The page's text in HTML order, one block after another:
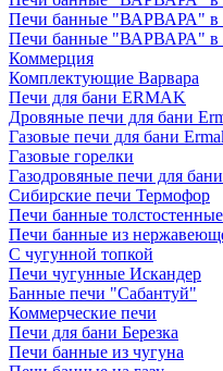
Печи банные "ВАРВАРА" в
Печи банные "ВАРВАРА" в
Коммерция
Комплектующие Варвара
Печи для бани ERMAK
Дровяные печи для бани
Газовые печи для бани
Газовые горелки
Газодровяные печи для
Сибирские печи Термофор
Печи банные толстостенные
Печи банные из
С чугунной топкой
Печи чугунные Искандер
Банные печи "Сабантуй"
Коммерческие печи
Печи для бани Березка
Печи банные из чугуна